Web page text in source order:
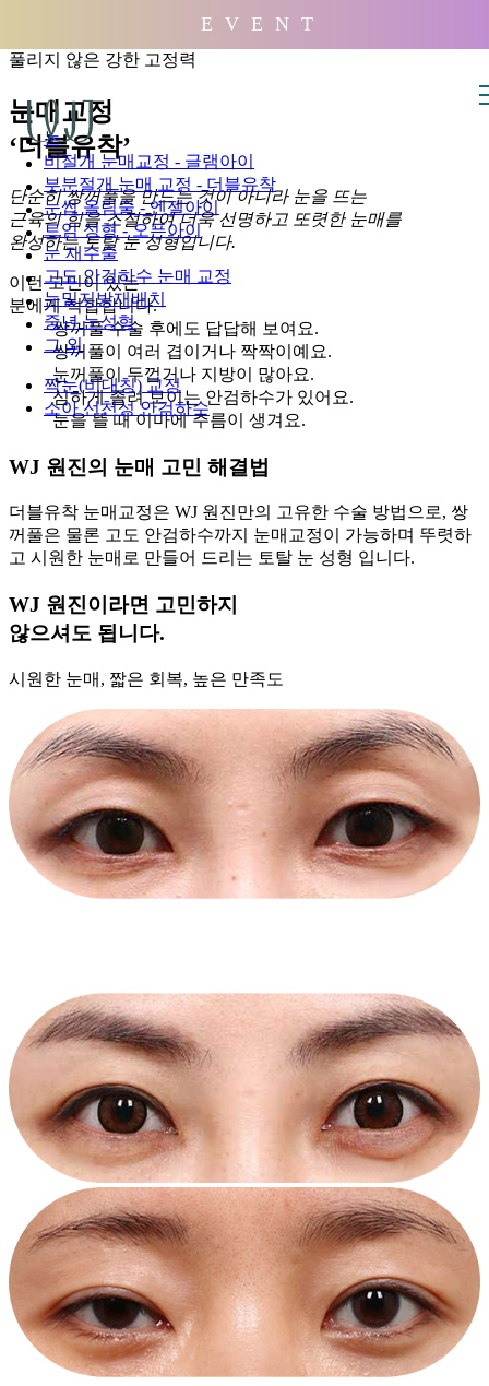
눈
비절개 눈매교정 - 글램아이
부분절개 눈매 교정 - 더블유착
눈썹 올림술 - 엔젤아이
트임 성형 - 오픈아이
눈 재수술
고도 안검하수 눈매 교정
눈밑지방재배치
중년 눈성형
그 외
짝눈(비대칭) 교정
소아 선천성 안검하수
풀리지 않은 강한 고정력
눈매교정
‘더블유착’
단순히 쌍꺼풀을 만드는 것이 아니라 눈을 뜨는
근육의 힘을 조절하여 더욱 선명하고 또렷한 눈매를
완성하는 토탈 눈 성형입니다.
이런 고민이 있는
분에게 적합합니다.
쌍꺼풀 수술 후에도 답답해 보여요.
쌍꺼풀이 여러 겹이거나 짝짝이예요.
눈꺼풀이 두껍거나 지방이 많아요.
심하게 졸려 보이는 안검하수가 있어요.
눈을 뜰 때 이마에 주름이 생겨요.
WJ 원진의 눈매 고민 해결법
더블유착 눈매교정은 WJ 원진만의 고유한 수술 방법으로, 쌍
꺼풀은 물론 고도 안검하수까지 눈매교정이 가능하며 뚜렷하
고 시원한 눈매로 만들어 드리는 토탈 눈 성형 입니다.
WJ 원진이라면 고민하지
않으셔도 됩니다.
시원한 눈매, 짧은 회복, 높은 만족도
E V E N T